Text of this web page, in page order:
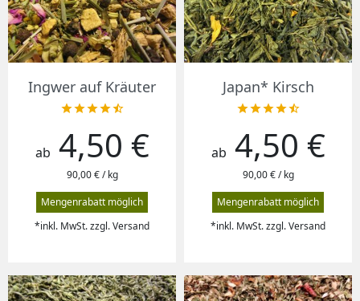
Ingwer auf Kräuter

Preis
ab 4,50 €
90,00 € / kg
Mengenrabatt möglich
*inkl. MwSt. zzgl. Versand
Japan* Kirsch

Preis
ab 4,50 €
90,00 € / kg
Mengenrabatt möglich
*inkl. MwSt. zzgl. Versand